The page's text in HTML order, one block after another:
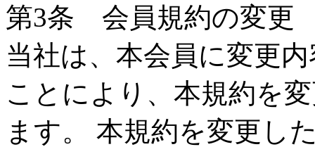
第3条 会員規約の変更
当社は、本会員に変更
ことにより、本規約を
ます。 本規約を変更し